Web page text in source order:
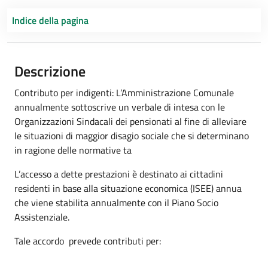
Indice della pagina
Descrizione
Contributo per indigenti: L’Amministrazione Comunale
annualmente sottoscrive un verbale di intesa con le
Organizzazioni Sindacali dei pensionati al fine di alleviare
le situazioni di maggior disagio sociale che si determinano
in ragione delle normative ta
L’accesso a dette prestazioni è destinato ai cittadini
residenti in base alla situazione economica (ISEE) annua
che viene stabilita annualmente con il Piano Socio
Assistenziale.
Tale accordo prevede contributi per: